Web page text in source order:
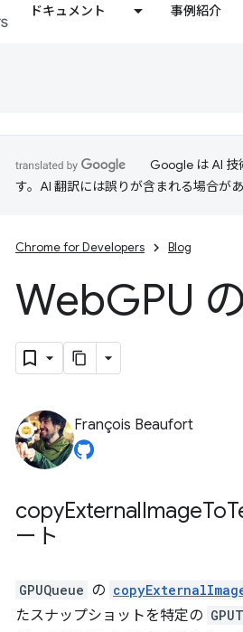
ドキュメント 事例紹介
Google は AI 技
す。AI 翻訳には誤りが含まれる場合があ
Chrome for Developers Blog
WebGPU
François Beaufort
copyExternalImageTo
ート
GPUQueue の
たスナップショットを特定の